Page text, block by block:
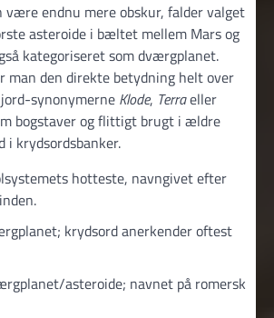
endnu mere obskur, falder valget
asteroide i bæltet mellem Mars og
kategoriseret som dværgplanet.
den direkte betydning helt over
synonymerne Klode, Terraeller
bogstaver og flittigt brugt i ældre
i krydsords­banker.
hotteste, navngivet efter
krydsord anerkender oftest
asteroide; navnet på romersk